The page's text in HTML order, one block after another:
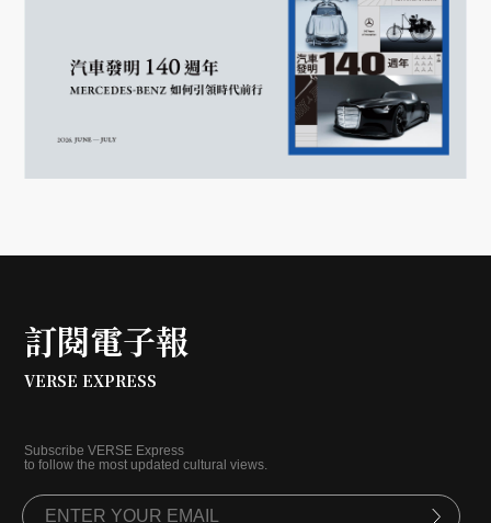
訂閱電子報
VERSE EXPRESS
Subscribe VERSE Express
to follow the most updated cultural views.